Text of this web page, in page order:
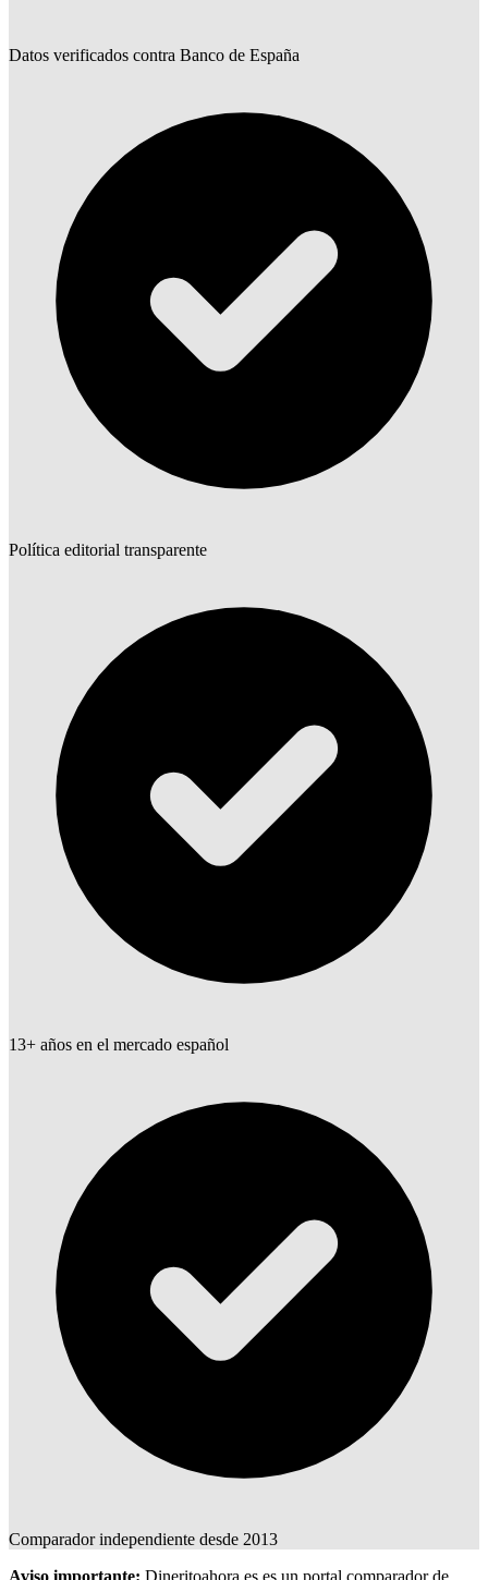
Datos verificados contra Banco de España
Política editorial transparente
13+ años en el mercado español
Comparador independiente desde 2013